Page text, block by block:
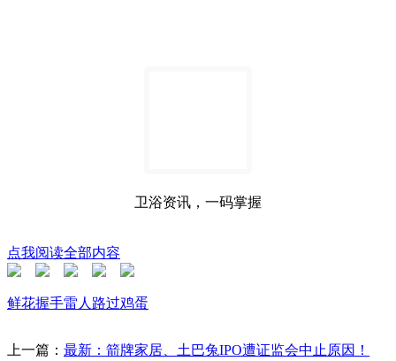
卫浴资讯，一码掌握
点我阅读全部内容
鲜花握手雷人 路过鸡蛋
上一篇： 最新：箭牌家居、土巴兔IPO遭证监会中止原因！